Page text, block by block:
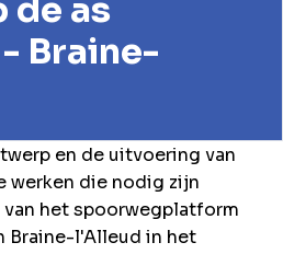
de as
Braine-
en de uitvoering van
werken die nodig zijn
het spoorwegplatform
Braine-l'Alleud in het